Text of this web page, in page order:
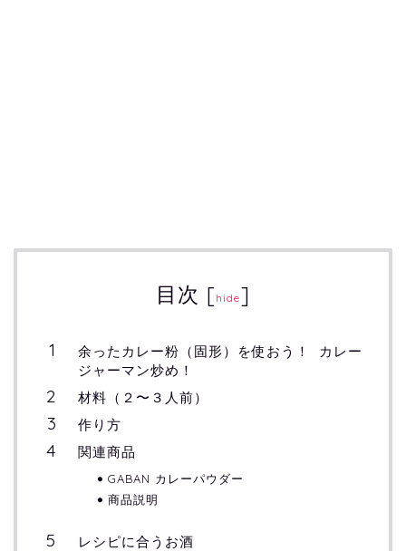
目次 [hide]
余ったカレー粉（固形）を使おう！ カレー
ジャーマン炒め！
材料（２〜３人前）
作り方
関連商品
GABAN カレーパウダー
商品説明
レシピに合うお酒